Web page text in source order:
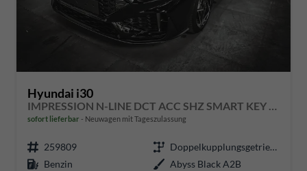
Hyundai i30
sofort lieferbar Neuwagen mit Tageszulassung
259809
Doppelkupplungsgetriebe (DSG)
Benzin
Abyss Black A2B